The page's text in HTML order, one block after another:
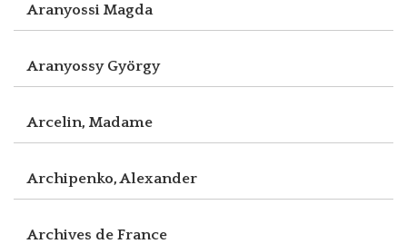
Aranyossi Magda
Aranyossy György
Arcelin, Madame
Archipenko, Alexander
Archives de France